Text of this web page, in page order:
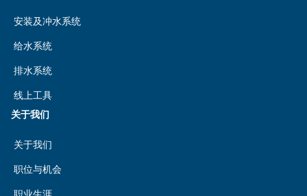
安装及冲水系统
给水系统
排水系统
线上工具
关于我们
关于我们
职位与机会